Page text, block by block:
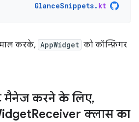
GlanceSnippets. kt
करके, AppWidget को कॉन्फ़िगर
मैनेज करने के लिए,
Receiver क्लास का